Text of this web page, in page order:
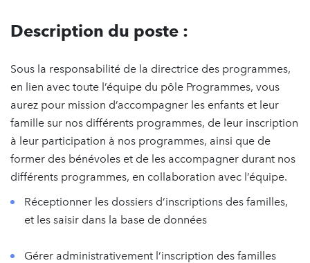
Description du poste :
Sous la responsabilité de la directrice des programmes,
en lien avec toute l’équipe du pôle Programmes, vous
aurez pour mission d’accompagner les enfants et leur
famille sur nos différents programmes, de leur inscription
à leur participation à nos programmes, ainsi que de
former des bénévoles et de les accompagner durant nos
différents programmes, en collaboration avec l’équipe.
Réceptionner les dossiers d’inscriptions des familles,
et les saisir dans la base de données
Gérer administrativement l’inscription des familles